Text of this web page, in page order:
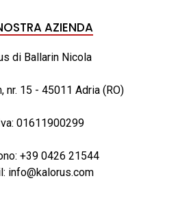
AZIENDA
di Ballarin Nicola
nr. 15 - 45011 Adria (RO)
01611900299
+39 0426 21544
info@kalorus.com